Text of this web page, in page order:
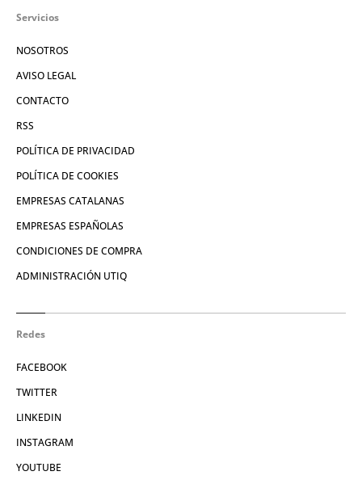
Servicios
NOSOTROS
AVISO LEGAL
CONTACTO
RSS
POLÍTICA DE PRIVACIDAD
POLÍTICA DE COOKIES
EMPRESAS CATALANAS
EMPRESAS ESPAÑOLAS
CONDICIONES DE COMPRA
ADMINISTRACIÓN UTIQ
Redes
FACEBOOK
TWITTER
LINKEDIN
INSTAGRAM
YOUTUBE